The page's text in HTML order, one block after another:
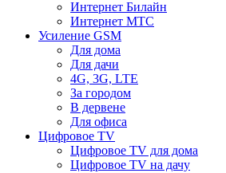
Интернет Билайн
Интернет МТС
Усиление GSM
Для дома
Для дачи
4G, 3G, LTE
За городом
В дервене
Для офиса
Цифровое TV
Цифровое TV для дома
Цифровое TV на дачу